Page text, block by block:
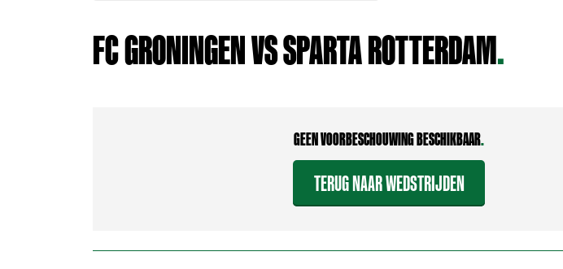
FC GRONINGEN VS SPARTA ROTTERDAM.
GEEN VOORBESCHOUWING BESCHIKBAAR.
TERUG NAAR WEDSTRIJDEN